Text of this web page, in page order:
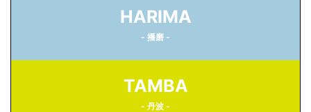
HARIMA
- 播磨 -
TAMBA
- 丹波 -